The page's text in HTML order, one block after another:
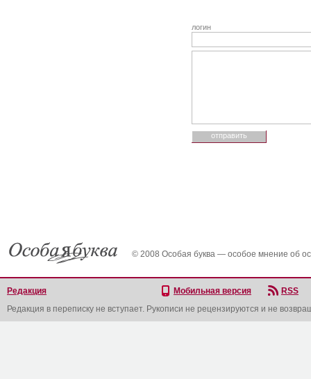
логин
© 2008 Особая буква — особое мнение об
Редакция Мобильная версия
RSS
Редакция в переписку не вступает. Рукописи не рецензируются и не